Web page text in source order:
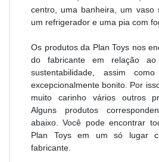
centro, uma banheira, um vaso
um refrigerador e uma pia com
Os produtos da Plan Toys nos
do fabricante em relação
sustentabilidade, assim
excepcionalmente bonito. Por
muito carinho vários outros
Alguns produtos
abaixo. Você pode encontrar
Plan Toys em um só lugar
fabricante.